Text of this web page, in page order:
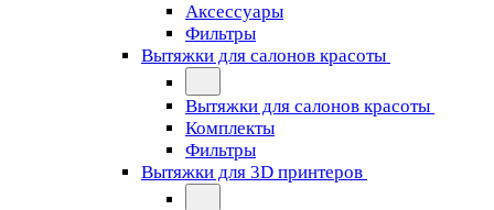
Аксессуары
Фильтры
Вытяжки для салонов красоты
Вытяжки для салонов красоты
Комплекты
Фильтры
Вытяжки для 3D принтеров